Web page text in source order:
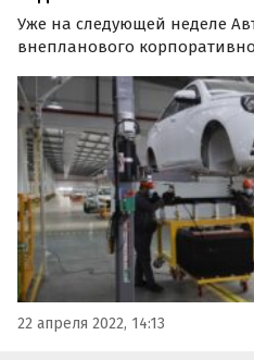
Уже на следующей неделе
внепланового
«Русский автомобиль».
22 апреля 2022, 14:13